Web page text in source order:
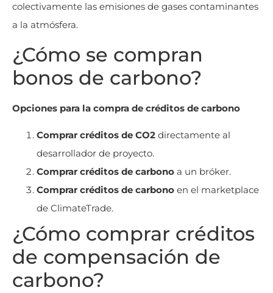
colectivamente las emisiones de gases contaminantes
a la atmósfera.
¿Cómo se compran
bonos de carbono?
Opciones para la compra de créditos de carbono
Comprar créditos de CO2 directamente al
desarrollador de proyecto.
Comprar créditos de carbono a un bróker.
Comprar créditos de carbono en el marketplace
de ClimateTrade.
¿Cómo comprar créditos
de compensación de
carbono?